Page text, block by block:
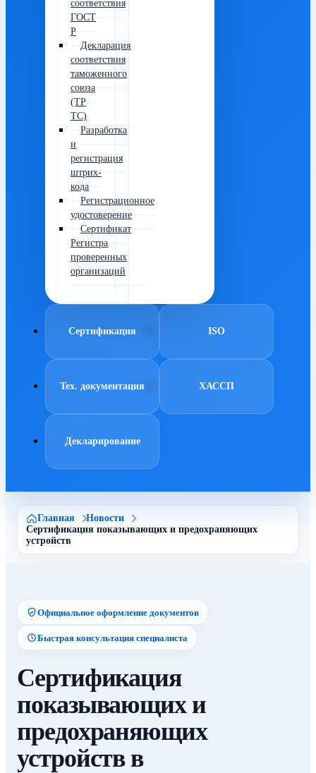
соответствия
ГОСТ
Р
Декларация
соответствия
таможенного
союза
(ТР
ТС)
Разработка
и
регистрация
штрих-
кода
Регистрационное
удостоверение
Сертификат
Регистра
проверенных
организаций
Сертификация ISO
Тех. документация ХАССП
Декларирование
Главная
Новости
Сертификация показывающих и предохраняющих
устройств
Официальное оформление документов
Быстрая консультация специалиста
Сертификация
показывающих и
предохраняющих
устройств в